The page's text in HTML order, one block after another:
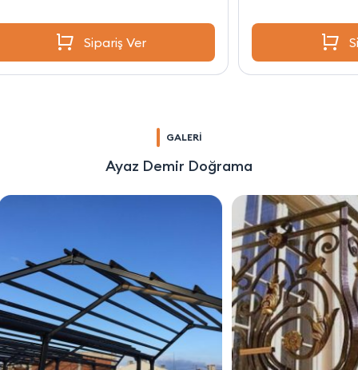
GALERİ
Ayaz Demir Doğrama